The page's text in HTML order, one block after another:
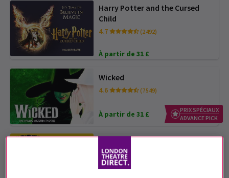
Harry Potter and the Cursed
Child
4.7 (2 492)
À partir de 31 £
Wicked
4.6 (7 549)
À partir de 31 £
PRIX SPÉCIAUX
ADVANCE PICK
4.8